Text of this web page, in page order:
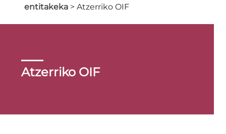
entitakeka > Atzerriko OIF
Atzerriko OIF